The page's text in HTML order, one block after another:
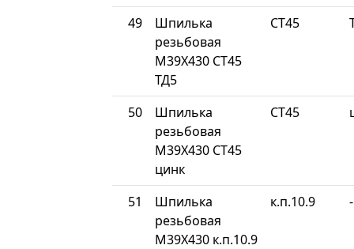
49
Шпилька
резьбовая
М39Х430 СТ45
ТД5
СТ45
50
Шпилька
резьбовая
М39Х430 СТ45
цинк
СТ45
51
Шпилька
резьбовая
М39Х430 к.п.10.9
к.п.10.9 -